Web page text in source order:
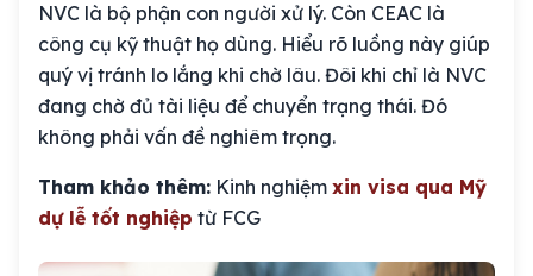
NVC là bộ phận con người xử lý. Còn CEAC là
công cụ kỹ thuật họ dùng. Hiểu rõ luồng này giúp
quý vị tránh lo lắng khi chờ lâu. Đôi khi chỉ là NVC
đang chờ đủ tài liệu để chuyển trạng thái. Đó
không phải vấn đề nghiêm trọng.
Tham khảo thêm: Kinh nghiệm xin visa qua Mỹ
dự lễ tốt nghiệp từ FCG